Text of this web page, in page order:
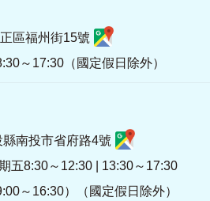
區福州街15號
～17:30（國定假日除外）
南投市省府路4號
五8:30～12:30 | 13:30～17:30
～16:30）（國定假日除外）